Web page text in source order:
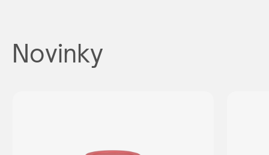
Novinky